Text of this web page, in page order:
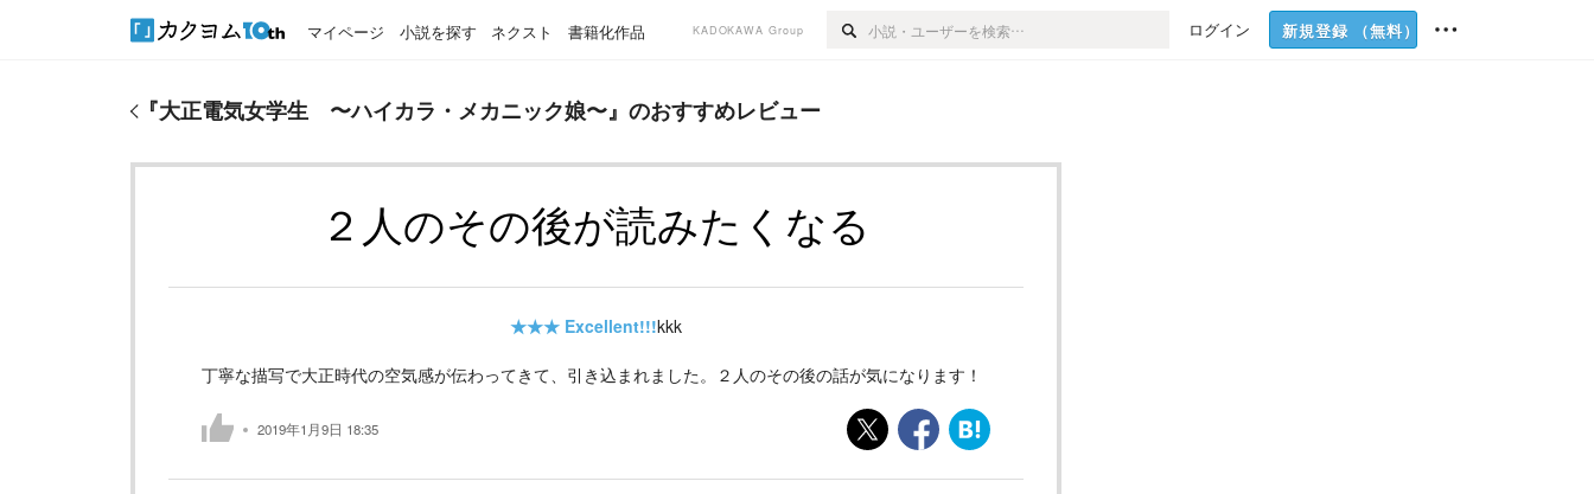
マイページ 小説を探す ネクスト 書籍化作品 KADOKAWA Group ログイン 新規登録 （無料）
『大正電気女学生 〜ハイカラ・メカニック娘〜』のおすすめレビュー
２人のその後が読みたくなる
★★★ Excellent!!!kkk
丁寧な描写で大正時代の空気感が伝わってきて、引き込まれました。２人のその後の話が気になります！
2019年1月9日 18:35